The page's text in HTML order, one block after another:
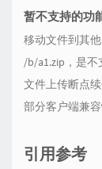
暂不支持的功
移动文件到其
/b/a1.zip，是不
文件上传断点
部分客户端兼
引用参考